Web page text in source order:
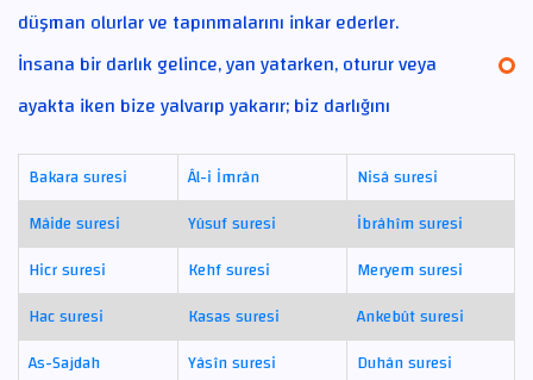
düşman olurlar ve tapınmalarını inkar ederler.
İnsana bir darlık gelince, yan yatarken, oturur veya
ayakta iken bize yalvarıp yakarır; biz darlığını
Bakara suresi Âl-i İmrân
Nisâ suresi
Mâide suresi
Yûsuf suresi
İbrâhîm suresi
Hicr suresi
Kehf suresi
Meryem suresi
Hac suresi
Kasas suresi
Ankebût suresi
As-Sajdah
Yâsîn suresi
Duhân suresi